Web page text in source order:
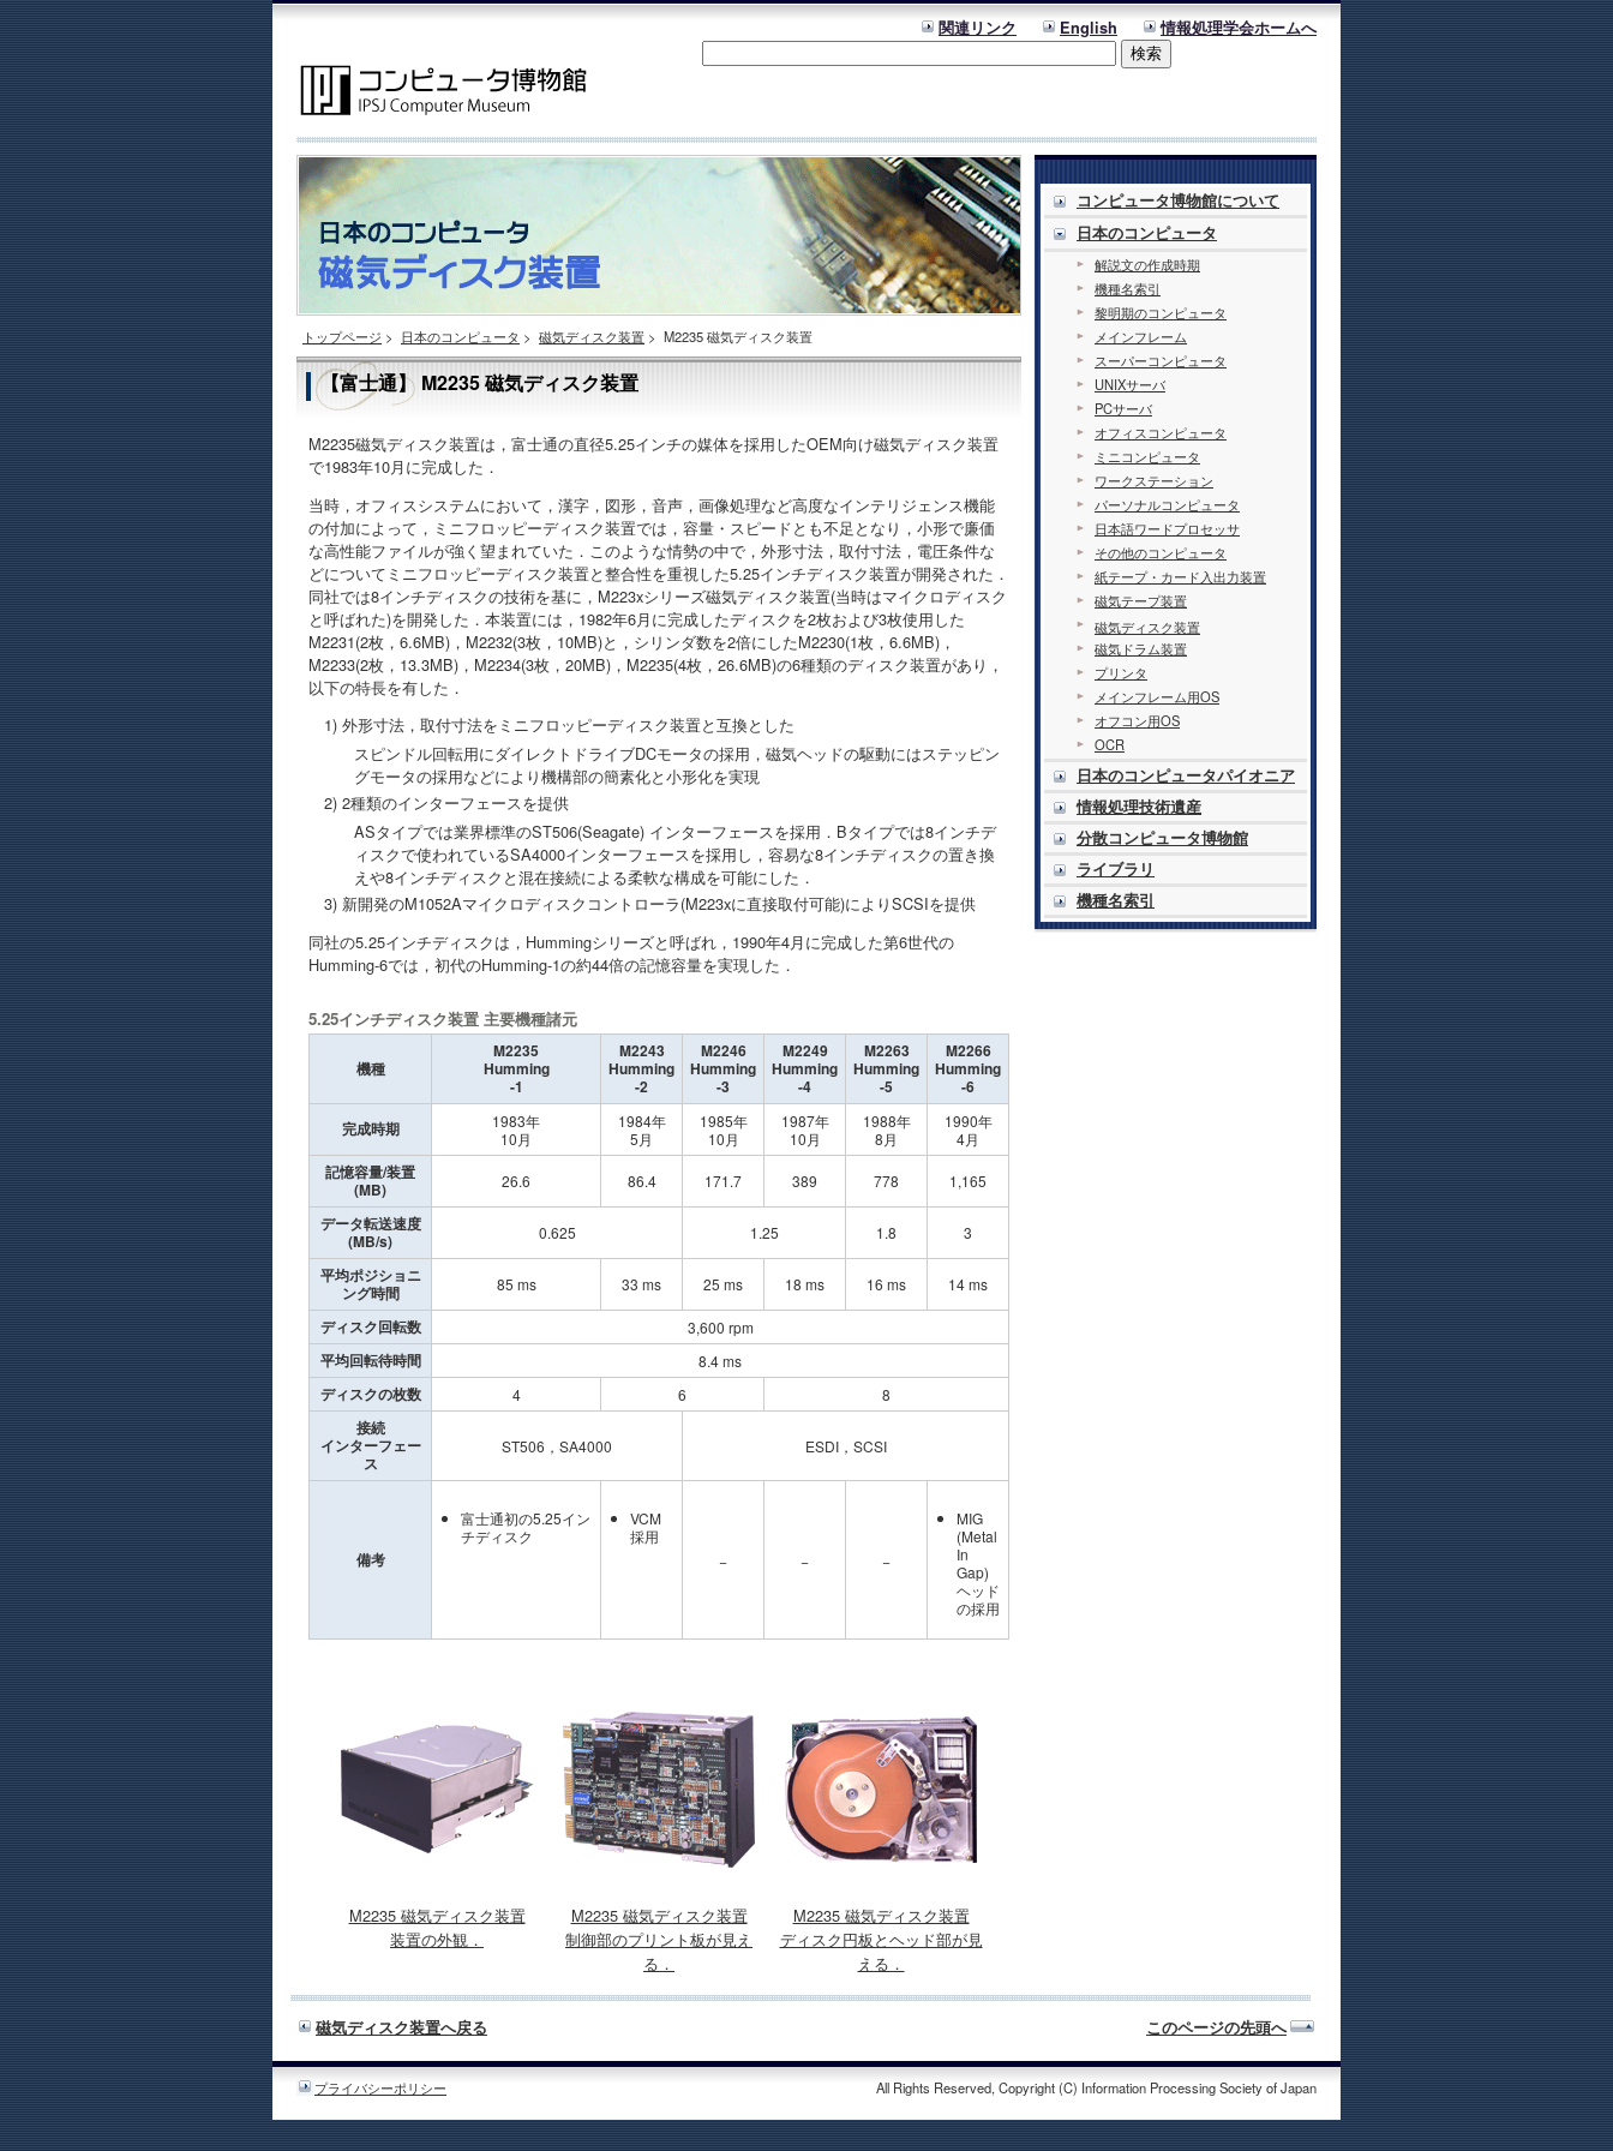
関連リンク English 情報処理学会ホームへ
トップページ > 日本のコンピュータ > 磁気ディスク装置 > M2235 磁気ディスク装置
【富士通】 M2235 磁気ディスク装置
M2235磁気ディスク装置は，富士通の直径5.25インチの媒体を採用したOEM向け磁気ディスク装置
で1983年10月に完成した．
当時，オフィスシステムにおいて，漢字，図形，音声，画像処理など高度なインテリジェンス機能
の付加によって，ミニフロッピーディスク装置では，容量・スピードとも不足となり，小形で廉価
な高性能ファイルが強く望まれていた．このような情勢の中で，外形寸法，取付寸法，電圧条件な
どについてミニフロッピーディスク装置と整合性を重視した5.25インチディスク装置が開発された．
同社では8インチディスクの技術を基に，M223xシリーズ磁気ディスク装置(当時はマイクロディスク
と呼ばれた)を開発した．本装置には，1982年6月に完成したディスクを2枚および3枚使用した
M2231(2枚，6.6MB)，M2232(3枚，10MB)と，シリンダ数を2倍にしたM2230(1枚，6.6MB)，
M2233(2枚，13.3MB)，M2234(3枚，20MB)，M2235(4枚，26.6MB)の6種類のディスク装置があり，
以下の特長を有した．
1) 外形寸法，取付寸法をミニフロッピーディスク装置と互換とした
スピンドル回転用にダイレクトドライブDCモータの採用，磁気ヘッドの駆動にはステッピン
グモータの採用などにより機構部の簡素化と小形化を実現
2) 2種類のインターフェースを提供
ASタイプでは業界標準のST506(Seagate) インターフェースを採用．Bタイプでは8インチデ
ィスクで使われているSA4000インターフェースを採用し，容易な8インチディスクの置き換
えや8インチディスクと混在接続による柔軟な構成を可能にした．
3) 新開発のM1052Aマイクロディスクコントローラ(M223xに直接取付可能)によりSCSIを提供
同社の5.25インチディスクは，Hummingシリーズと呼ばれ，1990年4月に完成した第6世代の
Humming-6では，初代のHumming-1の約44倍の記憶容量を実現した．
5.25インチディスク装置 主要機種諸元
機種
M2235
Humming
-1
M2243
Humming
-2
M2246
Humming
-3
M2249
Humming
-4
M2263
Humming
-5
M2266
Humming
-6
完成時期
1983年
10月
1984年
5月
1985年
10月
1987年
10月
1988年
8月
1990年
4月
記憶容量/装置
(MB)
26.6 86.4 171.7 389 778 1,165
データ転送速度
(MB/s)
0.625 1.25 1.8 3
平均ポジショニ
ング時間
85 ms 33 ms 25 ms 18 ms 16 ms 14 ms
ディスク回転数 3,600 rpm
平均回転待時間 8.4 ms
ディスクの枚数 4 6 8
接続
インターフェー
ス
ST506，SA4000 ESDI，SCSI
備考
富士通初の5.25イン
チディスク
VCM
採用
−
− −
MIG
(Metal
In
Gap)
ヘッド
の採用
M2235 磁気ディスク装置
装置の外観．
M2235 磁気ディスク装置
制御部のプリント板が見え
る．
M2235 磁気ディスク装置
ディスク円板とヘッド部が見
える．
コンピュータ博物館について
日本のコンピュータ
解説文の作成時期
機種名索引
黎明期のコンピュータ
メインフレーム
スーパーコンピュータ
UNIXサーバ
PCサーバ
オフィスコンピュータ
ミニコンピュータ
ワークステーション
パーソナルコンピュータ
日本語ワードプロセッサ
その他のコンピュータ
紙テープ・カード入出力装置
磁気テープ装置
磁気ディスク装置
磁気ドラム装置
プリンタ
メインフレーム用OS
オフコン用OS
OCR
日本のコンピュータパイオニア
情報処理技術遺産
分散コンピュータ博物館
ライブラリ
機種名索引
磁気ディスク装置へ戻る このページの先頭へ
プライバシーポリシー All Rights Reserved, Copyright (C) Information Processing Society of Japan